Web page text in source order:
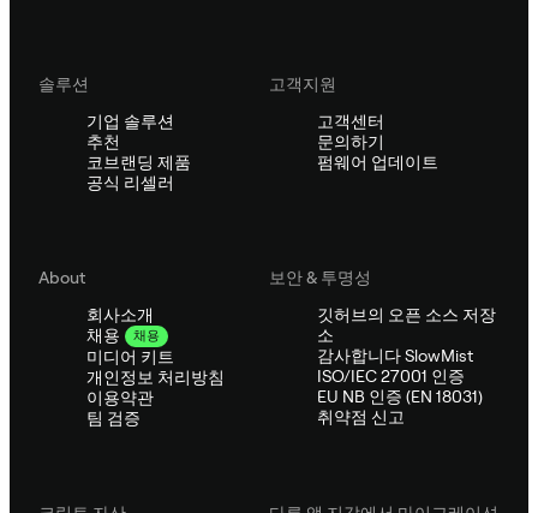
솔루션
기업 솔루션
추천
코브랜딩 제품
공식 리셀러
고객지원
고객센터
문의하기
펌웨어 업데이트
About
회사소개
채용
채용
미디어 키트
개인정보 처리방침
이용약관
팀 검증
보안 & 투명성
깃허브의 오픈 소스 저장
소
감사합니다 SlowMist
ISO/IEC 27001 인증
EU NB 인증 (EN 18031)
취약점 신고